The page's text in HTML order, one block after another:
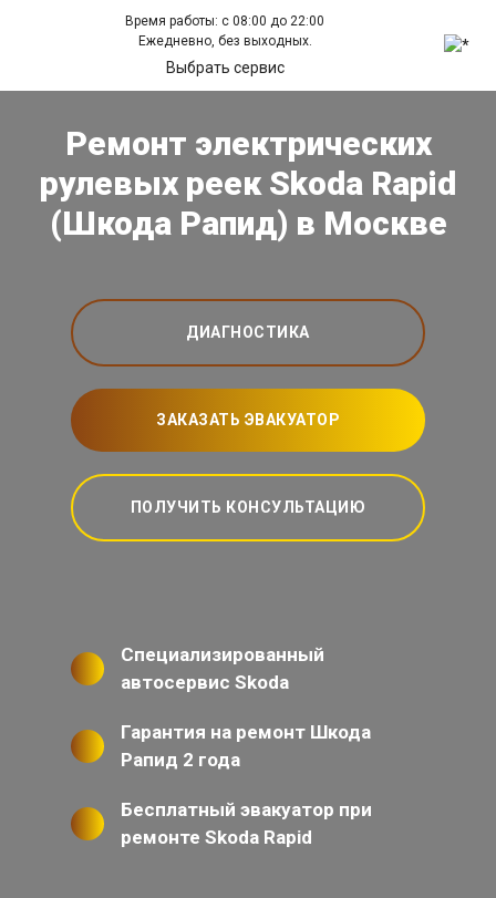
Время работы: с 08:00 до 22:00
Ежедневно, без выходных.
Выбрать сервис
Ремонт электрических
рулевых реек Skoda Rapid
(Шкода Рапид) в Москве
ДИАГНОСТИКА
ЗАКАЗАТЬ ЭВАКУАТОР
ПОЛУЧИТЬ КОНСУЛЬТАЦИЮ
Специализированный
автосервис Skoda
Гарантия на ремонт Шкода
Рапид 2 года
Бесплатный эвакуатор при
ремонте Skoda Rapid